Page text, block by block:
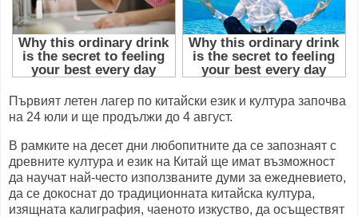
Първият летен лагер по китайски език и култура започва
на 24 юли и ще продължи до 4 август.
В рамките на десет дни любопитните да се запознаят с
древните култура и език на Китай ще имат възможност
да научат най-често използваните думи за ежедневието,
да се докоснат до традиционната китайска култура,
изящната калиграфия, чаеното изкуство, да осъществят